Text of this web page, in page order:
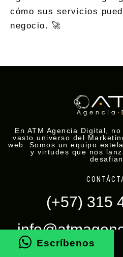
cómo sus servicios
negocio. 🚀
(+57) 315
En ATM Agencia Digital,
vasto universo del
web. Somos un equipo
y virtudes que nos
Escríbenos